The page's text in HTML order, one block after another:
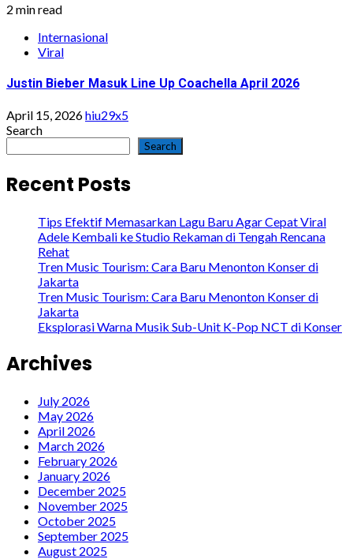
2 min read
Internasional
Viral
Justin Bieber Masuk Line Up Coachella April 2026
April 15, 2026hiu29x5
Search
Search
Recent Posts
Tips Efektif Memasarkan Lagu Baru Agar Cepat Viral
Adele Kembali ke Studio Rekaman di Tengah Rencana
Rehat
Tren Music Tourism: Cara Baru Menonton Konser di
Jakarta
Tren Music Tourism: Cara Baru Menonton Konser di
Jakarta
Eksplorasi Warna Musik Sub-Unit K-Pop NCT di Konser
Archives
July 2026
May 2026
April 2026
March 2026
February 2026
January 2026
December 2025
November 2025
October 2025
September 2025
August 2025